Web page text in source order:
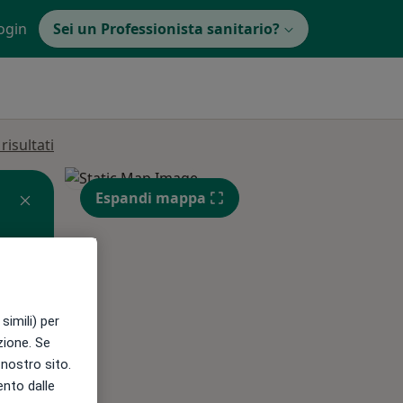
Sei un Professionista sanitario?
Lun,
10 Ago
Espandi mappa
per
Se
sito.
dalle